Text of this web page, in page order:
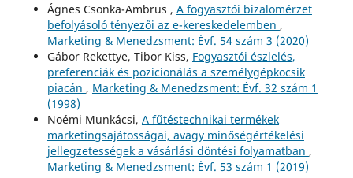
Ágnes Csonka-Ambrus , A fogyasztói bizalomérzet
befolyásoló tényezői az e-kereskedelemben ,
Marketing & Menedzsment: Évf. 54 szám 3 (2020)
Gábor Rekettye, Tibor Kiss, Fogyasztói észlelés,
preferenciák és pozicionálás a személygépkocsik
piacán , Marketing & Menedzsment: Évf. 32 szám 1
(1998)
Noémi Munkácsi, A fűtéstechnikai termékek
marketingsajátosságai, avagy minőségértékelési
jellegzetességek a vásárlási döntési folyamatban ,
Marketing & Menedzsment: Évf. 53 szám 1 (2019)